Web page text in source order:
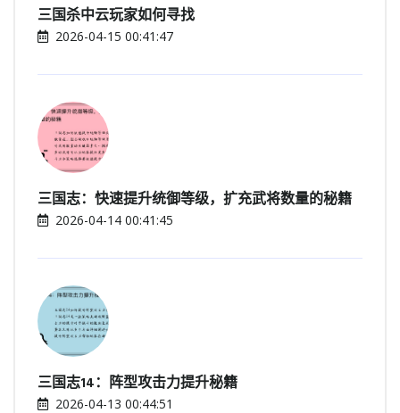
三国杀中云玩家如何寻找
2026-04-15 00:41:47
三国志：快速提升统御等级，扩充武将数量的秘籍
2026-04-14 00:41:45
三国志14：阵型攻击力提升秘籍
2026-04-13 00:44:51